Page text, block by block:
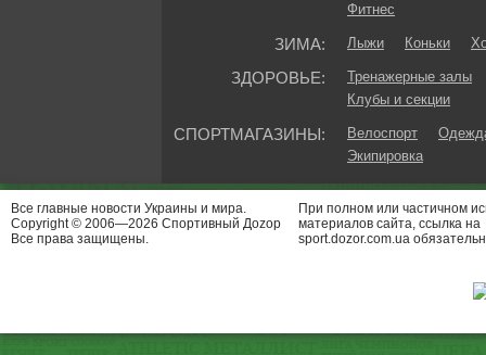
Фитнес
ЗИМА: Лыжи Коньки
ЗДОРОВЬЕ:
Тренажерные залы
Клубы и секции
СПОРТМАГАЗИНЫ: Велоспорт
Экипировка
Все главные новости Украины и мира.
Copyright © 2006—2026 Спортивный Доzор
Все права защищены.
При полном или частичном
материалов сайта, ссылка на
sport.dozor.com.ua